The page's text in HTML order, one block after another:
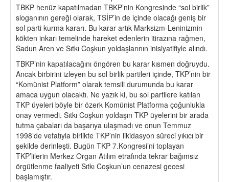
TBKP henüz kapatılmadan TBKP’nin Kongresinde “sol birlik”
sloganının gereği olarak, TSİP’in de içinde olacağı geniş bir
sol parti kurma kararı. Bu karar artık Marksizm-Leninizmin
kökten inkarı temelinde hareket edenlerin itirazına rağmen,
Sadun Aren ve Sıtkı Coşkun yoldaşlarının inisiyatifiyle alındı.
TBKP’nin kapatılacağını öngören bu karar kısmen doğruydu.
Ancak birbirini izleyen bu sol birlik partileri içinde, TKP’nin bir
“Komünist Platform” olarak temsili durumunda bu karar
amaca uygun olacaktı. Ne yazık ki, bu sol partilere katılan
TKP üyeleri böyle bir özerk Komünist Platforma çoğunlukla
onay vermedi. Sıtkı Coşkun yoldaşın TKP üyelerini bir arada
tutma çabaları da başarıya ulaşmadı ve onun Temmuz
1998’de vefatıyla birlikte TKP’nin likidasyon süreci yıkıcı bir
şekilde derinleşti. Bugün TKP 7.Kongresi’ni toplayan
TKP’lilerin Merkez Organ Atılım etrafında tekrar bağımsız
örgütlenme faaliyeti Sıtkı Coşkun’un cenazesi gecesi
başlamıştır.